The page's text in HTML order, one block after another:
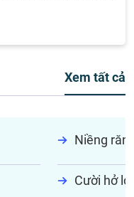
Xem tất cả
Niềng
Cười hở lợi